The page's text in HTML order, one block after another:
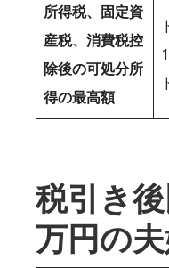
所得税、固定資
産税、消費税控
除後の可処分所
得の最高額
税引き
万円の